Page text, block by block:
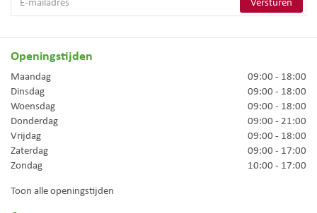
Openingstijden
Maandag
09:00 - 18:00
Dinsdag
09:00 - 18:00
Woensdag
09:00 - 18:00
Donderdag
09:00 - 21:00
Vrijdag
09:00 - 18:00
Zaterdag
09:00 - 17:00
Zondag
10:00 - 17:00
Toon alle openingstijden